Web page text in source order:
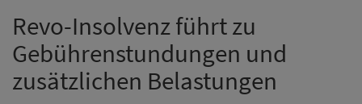
Revo-Insolvenz führt zu
Gebührenstundungen und
zusätzlichen Belastungen